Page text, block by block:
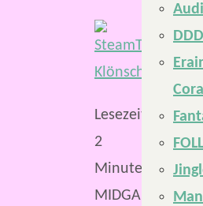
Lesezeit:
2
Minuten
MIDGARD